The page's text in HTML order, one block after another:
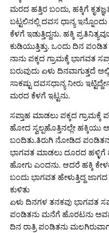
ಮರದ ಹತ್ತಿರ ಬಂದು, ಹಕ್ಕಿಗೆ
ಬಟ್ಟಲಿನಲ್ಲಿ ದವಸ ಧಾನ್ಯ
ಕೆಳಗೆ ಇಡುತ್ತಿದ್ದನು. ಹಕ್ಕಿ
ಕುಡಿಯುತ್ತಿತ್ತು. ಒಂದು ದಿನ
ನಾನು ಪಕ್ಕದ ಗ್ರಾಮಕ್ಕೆ ಭಾಗವತ
ಬರುವುದು ಏಳು ದಿನವಾಗುತ್ತದೆ
ಸಾಕಷ್ಟು ದವಸಧಾನ್ಯ ನೀರು
ಮರದ ಕೆಳಗೆ ಇಟ್ಟನು.
ಸಪ್ತಾಹ ಮಾಡಲು ಪಕ್ಕದ
ಹೋದ ಸ್ವಲ್ಪಹೊತ್ತಿನಲ್ಲೇ
ಬಂದಿತು.ತಿರುಗಿ ನೋಡಿದ
ಭಾಗವತ ಮಾಡಲು ದೂರದ ಹಳ್ಳಿಗೆ
ಹೋಗು ಎಂದನು. ಆದರೆ ಹಕ್ಕಿ
ಬಂದು ಭಾಗವತ ಹೇಳುತ್ತಿದ್ದ
ಕುಳಿತು
ಏಳು ದಿನಗಳ ತನಕವು ಭಾಗವತ
ಪಂಡಿತನು ಮನೆಗೆ ಹೊರಟನು
ದಿನ ರಾತ್ರಿ ಪಂಡಿತನು